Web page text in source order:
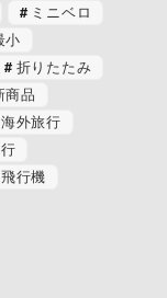
ミニベロ
小
折りたたみ
商品
海外旅行
飛行機